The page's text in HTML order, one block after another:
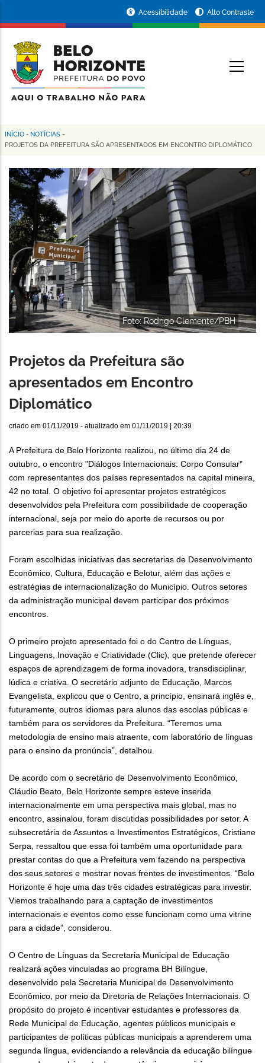
conteúdo
principal
da
Prefeitura
de
Horizonte
Acessibilidade Alto Contraste
Trilha
navegação
INÍCIO - NOTÍCIAS -
PROJETOS DA PREFEITURA SÃO APRESENTADOS EM ENCONTRO DIPLOMÁTICO
Foto: Rodrigo Clemente/PBH
Projetos da Prefeitura são
apresentados em Encontro
Diplomático
criado em 01/11/2019 - atualizado em 01/11/2019 | 20:39
A Prefeitura de Belo Horizonte realizou, no último dia 24 de
outubro, o encontro "Diálogos Internacionais: Corpo Consular"
com representantes dos países representados na capital mineira,
42 no total. O objetivo foi apresentar projetos estratégicos
desenvolvidos pela Prefeitura com possibilidade de cooperação
internacional, seja por meio do aporte de recursos ou por
parcerias para sua realização.
Foram escolhidas iniciativas das secretarias de Desenvolvimento
Econômico, Cultura, Educação e Belotur, além das ações e
estratégias de internacionalização do Município. Outros setores
da administração municipal devem participar dos próximos
encontros.
O primeiro projeto apresentado foi o do Centro de Línguas,
Linguagens, Inovação e Criatividade (Clic), que pretende oferecer
espaços de aprendizagem de forma inovadora, transdisciplinar,
lúdica e criativa. O secretário adjunto de Educação, Marcos
Evangelista, explicou que o Centro, a princípio, ensinará inglês e,
futuramente, outros idiomas para alunos das escolas públicas e
também para os servidores da Prefeitura. “Teremos uma
metodologia de ensino mais atraente, com laboratório de línguas
para o ensino da pronúncia”, detalhou.
De acordo com o secretário de Desenvolvimento Econômico,
Cláudio Beato, Belo Horizonte sempre esteve inserida
internacionalmente em uma perspectiva mais global, mas no
encontro, assinalou, foram discutidas possibilidades por setor. A
subsecretária de Assuntos e Investimentos Estratégicos, Cristiane
Serpa, ressaltou que essa foi também uma oportunidade para
prestar contas do que a Prefeitura vem fazendo na perspectiva
dos seus setores e mostrar novas frentes de investimentos. “Belo
Horizonte é hoje uma das três cidades estratégicas para investir.
Viemos trabalhando para a captação de investimentos
internacionais e eventos como esse funcionam como uma vitrine
para a cidade”, considerou.
O Centro de Línguas da Secretaria Municipal de Educação
realizará ações vinculadas ao programa BH Bilíngue,
desenvolvido pela Secretaria Municipal de Desenvolvimento
Econômico, por meio da Diretoria de Relações Internacionais. O
propósito do projeto é incentivar estudantes e professores da
Rede Municipal de Educação, agentes públicos municipais e
participantes de políticas públicas municipais a aprenderem uma
segunda língua, evidenciando a relevância da educação bilíngue